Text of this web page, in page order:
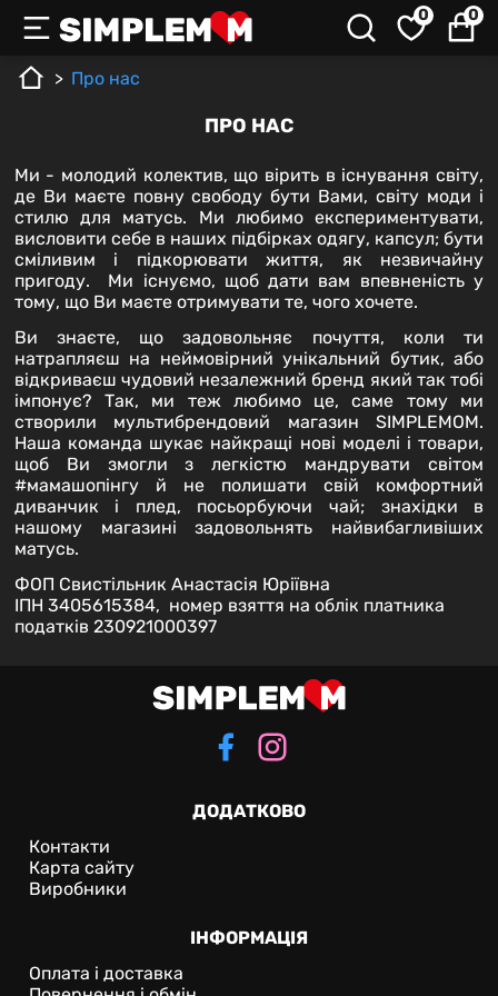
0 0
Про нас
ПРО НАС
Ми - молодий колектив, що вірить в існування світу,
де Ви маєте повну свободу бути Вами, світу моди і
стилю для матусь. Ми любимо експериментувати,
висловити себе в наших підбірках одягу, капсул; бути
сміливим і підкорювати життя, як незвичайну
пригоду. Ми існуємо, щоб дати вам впевненість у
тому, що Ви маєте отримувати те, чого хочете.
Ви знаєте, що задовольняє почуття, коли ти
натрапляєш на неймовірний унікальний бутик, або
відкриваєш чудовий незалежний бренд який так тобі
імпонує? Так, ми теж любимо це, саме тому ми
створили мультибрендовий магазин SIMPLEMOM.
Наша команда шукає найкращі нові моделі і товари,
щоб Ви змогли з легкістю мандрувати світом
#мамашопінгу й не полишати свій комфортний
диванчик і плед, посьорбуючи чай; знахідки в
нашому магазині задовольнять найвибагливіших
матусь.
ФОП Свистільник Анастасія Юріївна
ІПН 3405615384, номер взяття на облік платника
податків 230921000397
ДОДАТКОВО
Контакти
Карта сайту
Виробники
ІНФОРМАЦІЯ
Оплата і доставка